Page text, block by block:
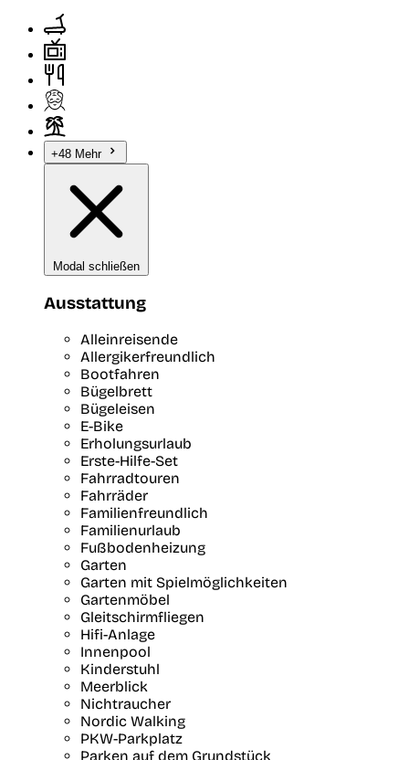
+48 Mehr
Modal schließen
Ausstattung
Alleinreisende
Allergikerfreundlich
Bootfahren
Bügelbrett
Bügeleisen
E-Bike
Erholungsurlaub
Erste-Hilfe-Set
Fahrradtouren
Fahrräder
Familienfreundlich
Familienurlaub
Fußbodenheizung
Garten
Garten mit Spielmöglichkeiten
Gartenmöbel
Gleitschirmfliegen
Hifi-Anlage
Innenpool
Kinderstuhl
Meerblick
Nichtraucher
Nordic Walking
PKW-Parkplatz
Parken auf dem Grundstück